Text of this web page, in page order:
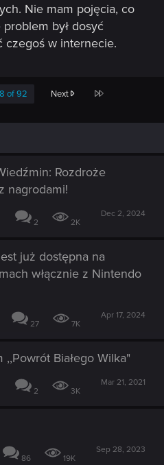
Nie mam pojęcia, co
był dosyć
czegoś w internecie.
of 92 Next Last
Rozdroże
nagrodami!
2 2K
Dec 2, 2024
już dostępna na
włącznie z Nintendo
27 7K
Apr 17, 2024
Białego Wilka"
2 3K
Mar 21, 2021
86 19K
Sep 28, 2023